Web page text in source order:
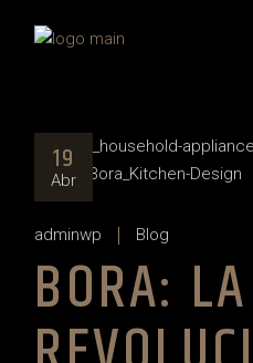
19
Abr
adminwp Blog
BORA: LA